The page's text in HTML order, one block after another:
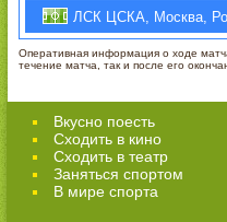
ЛСК ЦСКА, Москва,
Оперативная информация о ходе
течение матча, так и после его
Вкусно поесть
Сходить в кино
Cходить в театр
Заняться спортом
В мире спорта